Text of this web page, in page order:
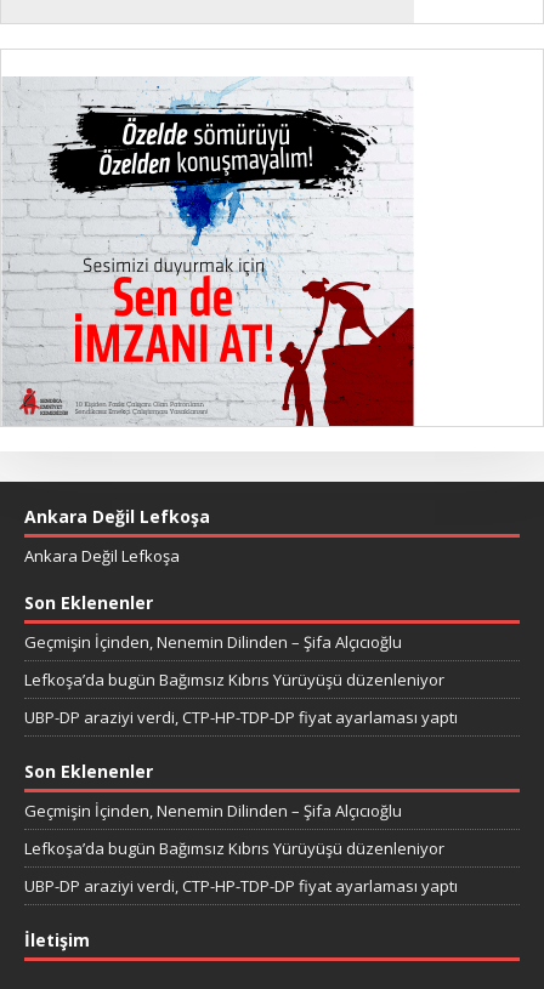
Ankara Değil Lefkoşa
Ankara Değil Lefkoşa
Son Eklenenler
Geçmişin İçinden, Nenemin Dilinden – Şifa Alçıcıoğlu
Lefkoşa’da bugün Bağımsız Kıbrıs Yürüyüşü düzenleniyor
UBP-DP araziyi verdi, CTP-HP-TDP-DP fiyat ayarlaması yaptı
Son Eklenenler
Geçmişin İçinden, Nenemin Dilinden – Şifa Alçıcıoğlu
Lefkoşa’da bugün Bağımsız Kıbrıs Yürüyüşü düzenleniyor
UBP-DP araziyi verdi, CTP-HP-TDP-DP fiyat ayarlaması yaptı
İletişim